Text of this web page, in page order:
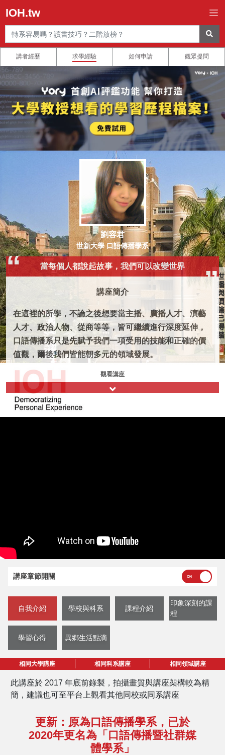
IOH.tw
講者經歷 求學經驗 如何申請 觀眾提問
劉容君
世新大學 口語傳播學系
當每個人都說起故事，我們可以改變世界
講座簡介
在這裡的所學，不論之後想要當主播、廣播人才、演藝
人才、政治人物、從商等等，皆可繼續進行深度延伸，
口語傳播系只是先賦予我們一項受用的技能和正確的價
值觀，爾後我們皆能朝多元的領域發展。
觀看講座
講座章節開關
自我介紹 學校與科系 課程介紹
印象深刻的課
程
學習心得 異鄉生活點滴
相同大學講座 相同科系講座 相同領域講座
此講座於 2017 年底前錄製，拍攝畫質與講座架構較為精
簡，建議也可至平台上觀看其他同校或同系講座
更新：原為口語傳播學系，已於
2020年更名為「口語傳播暨社群媒
體學系」